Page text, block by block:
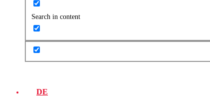
Search in content
DE